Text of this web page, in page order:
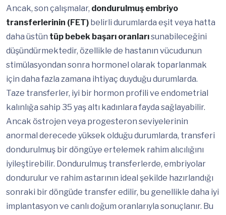
Ancak, son çalışmalar, dondurulmuş embriyo
transferlerinin (FET) belirli durumlarda eşit veya hatta
daha üstün tüp bebek başarı oranlarısunabileceğini
düşündürmektedir, özellikle de hastanın vücudunun
stimülasyondan sonra hormonel olarak toparlanmak
için daha fazla zamana ihtiyaç duyduğu durumlarda.
Taze transferler, iyi bir hormon profili ve endometrial
kalınlığa sahip 35 yaş altı kadınlara fayda sağlayabilir.
Ancak östrojen veya progesteron seviyelerinin
anormal derecede yüksek olduğu durumlarda, transferi
dondurulmuş bir döngüye ertelemek rahim alıcılığını
iyileştirebilir. Dondurulmuş transferlerde, embriyolar
dondurulur ve rahim astarının ideal şekilde hazırlandığı
sonraki bir döngüde transfer edilir, bu genellikle daha iyi
implantasyon ve canlı doğum oranlarıyla sonuçlanır. Bu